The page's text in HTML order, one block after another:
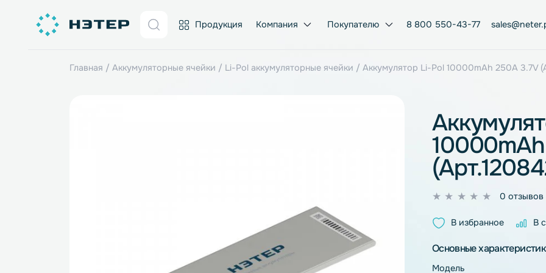
Продукция Компания Покупателю 8 800 550-43-77
Главная /Аккумуляторные ячейки / Li-Pol аккумуляторные ячейки/ Аккумулятор Li-Pol 10000mAh
из
В